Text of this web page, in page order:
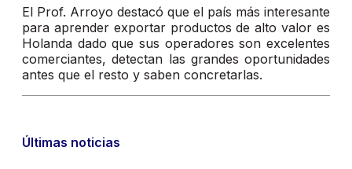
El Prof. Arroyo destacó que el país más interesante
para aprender exportar productos de alto valor es
Holanda dado que sus operadores son excelentes
comerciantes, detectan las grandes oportunidades
antes que el resto y saben concretarlas.
Últimas noticias